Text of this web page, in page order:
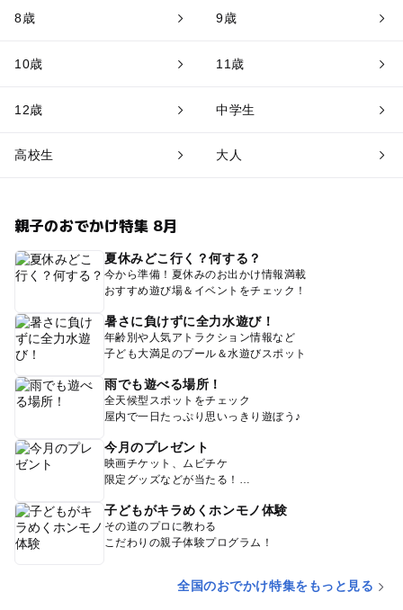
8歳 9歳
10歳 11歳
12歳 中学生
高校生 大人
親子のおでかけ特集 8月
夏休みどこ行く？何する？
今から準備！夏休みのお出かけ情報満載
おすすめ遊び場＆イベントをチェック！
暑さに負けずに全力水遊び！
年齢別や人気アトラクション情報など
子ども大満足のプール＆水遊びスポット
雨でも遊べる場所！
全天候型スポットをチェック
屋内で一日たっぷり思いっきり遊ぼう♪
今月のプレゼント
映画チケット、ムビチケ
限定グッズなどが当たる！
子どもがキラめくホンモノ体験
その道のプロに教わる
こだわりの親子体験プログラム！
全国のおでかけ特集をもっと見る